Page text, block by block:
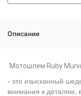
Описание
Мотошлем Ruby
- это изысканный
внимания к деталям,